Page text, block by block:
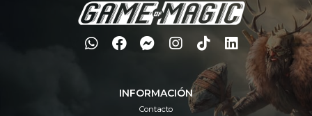
INFORMACIÓN
Contacto